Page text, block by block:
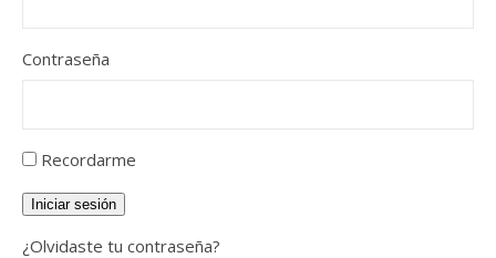
Contraseña
Recordarme
Iniciar sesión
¿Olvidaste tu contraseña?